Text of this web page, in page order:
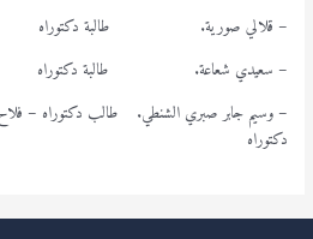
– قلالي صورية. طالبة دكتوراه
– سعيدي شعاعة. طالبة دكتوراه
– وسيم جابر صبري الشنطي. طالب
دكتوراه